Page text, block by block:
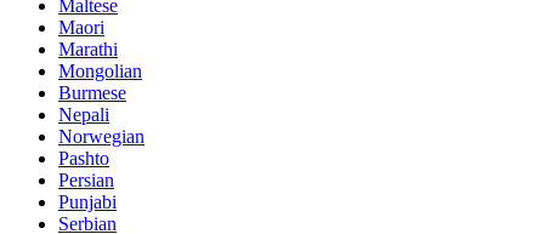
Maltese
Maori
Marathi
Mongolian
Burmese
Nepali
Norwegian
Pashto
Persian
Punjabi
Serbian